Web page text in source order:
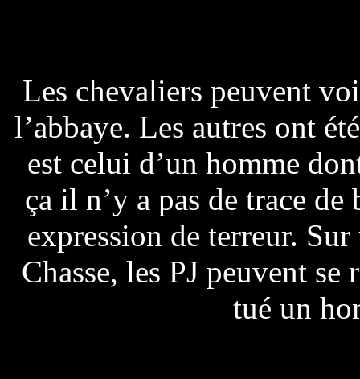
Les chevaliers peuvent
l’abbaye. Les autres ont
est celui d’un homme
ça il n’y a pas de trace
expression de terreur.
Chasse, les PJ peuvent
tué un